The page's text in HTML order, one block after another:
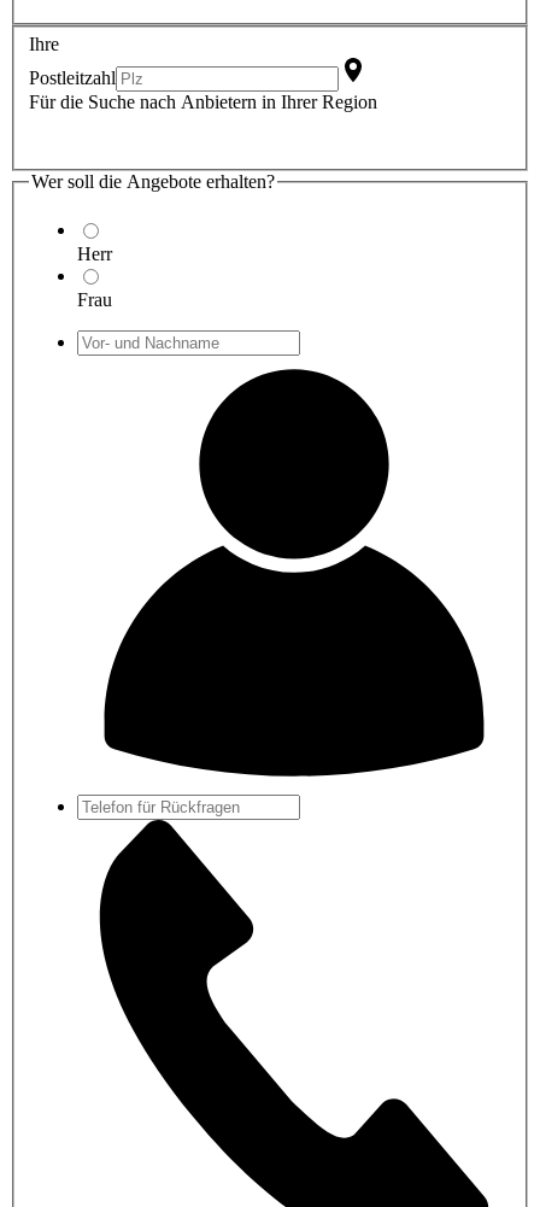
Ihre
Postleitzahl
Für die Suche nach Anbietern in Ihrer Region
Wer soll die Angebote erhalten?
Herr
Frau